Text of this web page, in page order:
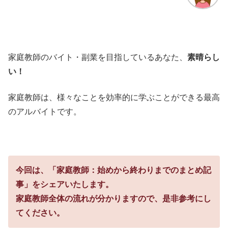
家庭教師のバイト・副業を目指しているあなた、 素晴らし
い！
家庭教師は、様々なことを効率的に学ぶことができる最高
のアルバイトです。
今回は、「家庭教師：始めから終わりまでのまとめ記
事」をシェアいたします。
家庭教師全体の流れが分かりますので、是非参考にし
てください。